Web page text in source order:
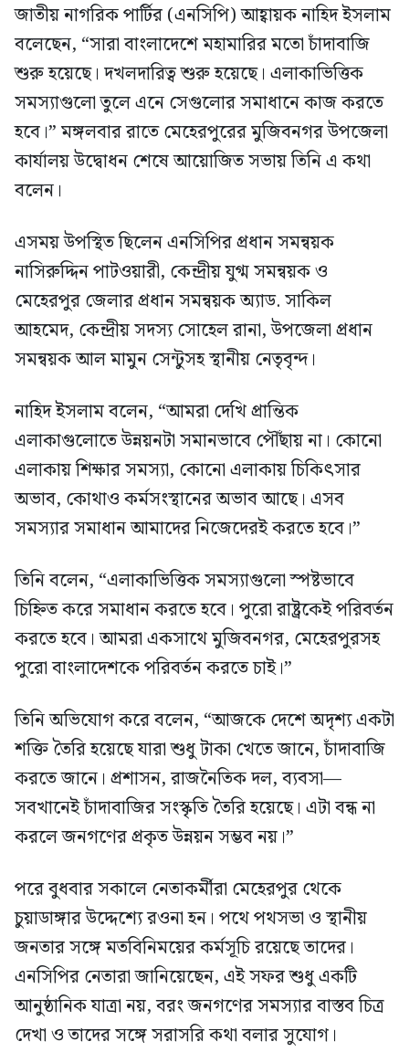
জাতীয় নাগরিক পার্টির (এনসিপি) আহ্বায়ক নাহিদ ইসলাম
বলেছেন, “সারা বাংলাদেশে মহামারির মতো চাঁদাবাজি
শুরু হয়েছে। দখলদারিত্ব শুরু হয়েছে। এলাকাভিত্তিক
সমস্যাগুলো তুলে এনে সেগুলোর সমাধানে কাজ করতে
হবে।” মঙ্গলবার রাতে মেহেরপুরের মুজিবনগর উপজেলা
কার্যালয় উদ্বোধন শেষে আয়োজিত সভায় তিনি এ কথা
বলেন।
এসময় উপস্থিত ছিলেন এনসিপির প্রধান সমন্বয়ক
নাসিরুদ্দিন পাটওয়ারী, কেন্দ্রীয় যুগ্ম সমন্বয়ক ও
মেহেরপুর জেলার প্রধান সমন্বয়ক অ্যাড. সাকিল
আহমেদ, কেন্দ্রীয় সদস্য সোহেল রানা, উপজেলা প্রধান
সমন্বয়ক আল মামুন সেন্টুসহ স্থানীয় নেতৃবৃন্দ।
নাহিদ ইসলাম বলেন, “আমরা দেখি প্রান্তিক
এলাকাগুলোতে উন্নয়নটা সমানভাবে পৌঁছায় না। কোনো
এলাকায় শিক্ষার সমস্যা, কোনো এলাকায় চিকিৎসার
অভাব, কোথাও কর্মসংস্থানের অভাব আছে। এসব
সমস্যার সমাধান আমাদের নিজেদেরই করতে হবে।”
তিনি বলেন, “এলাকাভিত্তিক সমস্যাগুলো স্পষ্টভাবে
চিহ্নিত করে সমাধান করতে হবে। পুরো রাষ্ট্রকেই পরিবর্তন
করতে হবে। আমরা একসাথে মুজিবনগর, মেহেরপুরসহ
পুরো বাংলাদেশকে পরিবর্তন করতে চাই।”
তিনি অভিযোগ করে বলেন, “আজকে দেশে অদৃশ্য একটা
শক্তি তৈরি হয়েছে যারা শুধু টাকা খেতে জানে, চাঁদাবাজি
করতে জানে। প্রশাসন, রাজনৈতিক দল, ব্যবসা—
সবখানেই চাঁদাবাজির সংস্কৃতি তৈরি হয়েছে। এটা বন্ধ না
করলে জনগণের প্রকৃত উন্নয়ন সম্ভব নয়।”
পরে বুধবার সকালে নেতাকর্মীরা মেহেরপুর থেকে
চুয়াডাঙ্গার উদ্দেশ্যে রওনা হন। পথে পথসভা ও স্থানীয়
জনতার সঙ্গে মতবিনিময়ের কর্মসূচি রয়েছে তাদের।
এনসিপির নেতারা জানিয়েছেন, এই সফর শুধু একটি
আনুষ্ঠানিক যাত্রা নয়, বরং জনগণের সমস্যার বাস্তব চিত্র
দেখা ও তাদের সঙ্গে সরাসরি কথা বলার সুযোগ।